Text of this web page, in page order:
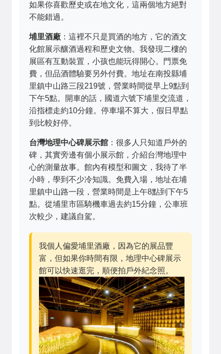
如果你喜歡歷史或在地文化，這兩個地方絕對
不能錯過。
埔里酒廠 ：這裡不只是買酒的地方，它的酒文
化館展示釀酒過程和歷史文物。我發現二樓的
展區有互動裝置，小孩也能玩得開心。門票免
費，但品酒體驗要另外付費。地址在南投縣埔
里鎮中山路三段219號，營業時間從早上9點到
下午5點。開車的話，國道六號下埔里交流道，
沿指標走約10分鐘。停車場不算大，假日早點
到比較好停。
台灣地理中心碑展示館 ：很多人只知道戶外的
碑，其實旁邊有個小展示館，介紹台灣地理中
心的測量故事。館內有模型和圖文，我待了半
小時，學到不少冷知識。免費入場，地址在埔
里鎮中山路一段，營業時間是上午8點到下午5
點。從埔里市區騎機車過去約15分鐘，公車班
次較少，建議自駕。
我個人偏愛埔里酒廠，因為它的展品豐
富，但如果你時間有限，地理中心碑展示
館可以快速逛完，順便拍戶外紀念照。